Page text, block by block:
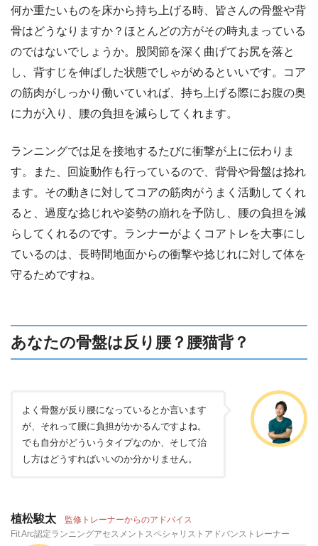
何か重たいものを床から持ち上げる時、皆さんの骨盤や背
骨はどうなりますか？ほとんどの方がその時丸まっている
のではないでしょうか。股関節を深く曲げてお尻を落と
し、背すじを伸ばした状態でしゃがめるといいです。コア
の筋肉がしっかり働いていれば、持ち上げる際にお腹の奥
に力が入り、腰の負担を減らしてくれます。
ランニングでは足を接地するたびに衝撃が上に伝わりま
す。また、回旋動作も行っているので、背骨や骨盤は捻れ
ます。その動きに対してコアの筋肉がうまく活動してくれ
ると、過度な捻じれや姿勢の崩れを予防し、腰の負担を減
らしてくれるのです。ランナーがよくコアトレを大事にし
ているのは、長時間地面からの衝撃や捻じれに対して体を
守るためですね。
あなたの骨盤は反り腰？腰猫背？
よく骨盤が反り腰になっているとか言います
が、それって腰に負担がかかるんですよね。
でも自分がどういうタイプなのか、そして治
し方はどうすればいいのか分かりません。
植松駿太 監修トレーナーからのアドバイス
Fit Arc認定ランニングアセスメントスペシャリストアドバンストレーナー